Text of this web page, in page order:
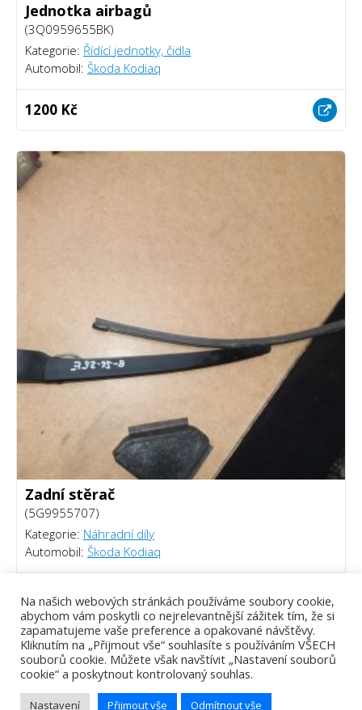
Jednotka airbagů
(3Q0959655BK)
Kategorie: Řídící jednotky, čidla
Automobil: Škoda Kodiaq
1200 Kč
Zadní stěrač
(5G9955707)
Kategorie: Náhradní díly
Automobil: Škoda Kodiaq
220 Kč
Na našich webových stránkách používáme soubory cookie,
abychom vám poskytli co nejrelevantnější zážitek tím, že si
zapamatujeme vaše preference a opakované návštěvy.
Kliknutím na „Přijmout vše“ souhlasíte s používáním VŠECH
souborů cookie. Můžete však navštívit „Nastavení souborů
cookie“ a poskytnout kontrolovaný souhlas.
Nastavení Přijmout vše Odmítnout vše